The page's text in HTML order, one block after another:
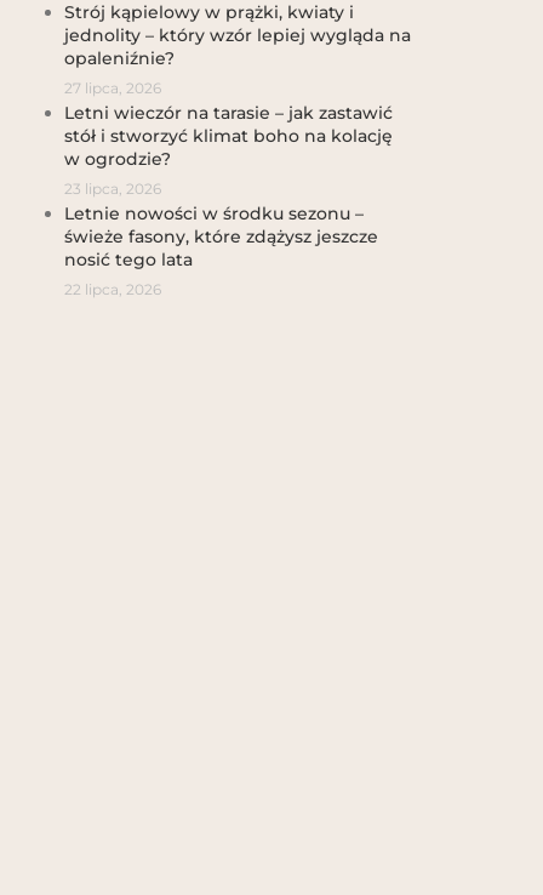
Strój kąpielowy w prążki, kwiaty i
jednolity – który wzór lepiej wygląda na
opaleniźnie?
27 lipca, 2026
Letni wieczór na tarasie – jak zastawić
stół i stworzyć klimat boho na kolację
w ogrodzie?
23 lipca, 2026
Letnie nowości w środku sezonu –
świeże fasony, które zdążysz jeszcze
nosić tego lata
22 lipca, 2026